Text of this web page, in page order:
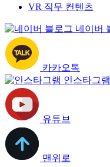
VR 직무 컨텐츠
네이버
카카오톡
인스타그램
유튜브
맨위로